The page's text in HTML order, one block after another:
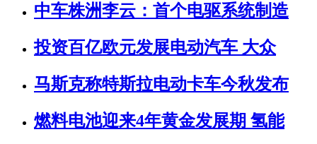
中车株洲李云：首个电驱系统制造
投资百亿欧元发展电动汽车 大众
马斯克称特斯拉电动卡车今秋发布
燃料电池迎来4年黄金发展期 氢能